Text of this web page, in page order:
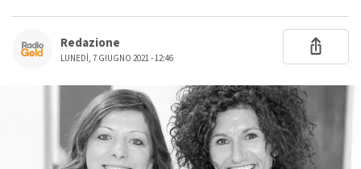
Redazione
LUNEDÌ, 7 GIUGNO 2021 - 12:46